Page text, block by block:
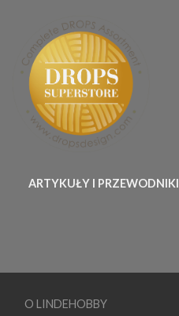
ARTYKUŁY I PRZEWODNIKI
O LINDEHOBBY